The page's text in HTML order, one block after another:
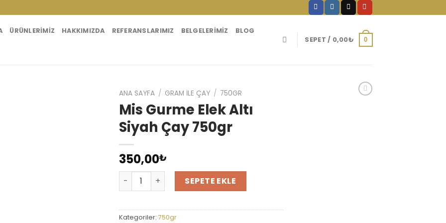
ÜRÜNLERIMIZ HAKKIMIZDA REFERANSLARIMIZ BELGELERIMIZ BLOG
SEPET / 0,00₺ 0
ANA SAYFA / GRAM İLE ÇAY / 750GR
Mis Gurme Elek Altı
Siyah Çay 750gr
350,00₺
Mis Gurme Elek Altı Siyah Çay 750gr adet
SEPETE EKLE
Kategoriler: 750gr